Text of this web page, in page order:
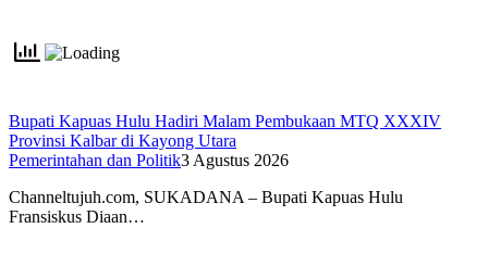
Bupati Kapuas Hulu Hadiri Malam Pembukaan MTQ XXXIV
Provinsi Kalbar di Kayong Utara
Pemerintahan dan Politik3 Agustus 2026
Channeltujuh.com, SUKADANA – Bupati Kapuas Hulu
Fransiskus Diaan…